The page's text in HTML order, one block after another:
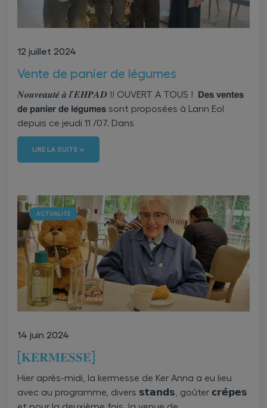
Vente de panier de légumes
𝑵𝒐𝒖𝒗𝒆𝒂𝒖𝒕𝒆́ 𝒂̀ 𝒍’𝑬𝑯𝑷𝑨𝑫 !! OUVERT A TOUS ! 𝗗𝗲𝘀 𝘃𝗲𝗻𝘁𝗲𝘀
𝗱𝗲 𝗽𝗮𝗻𝗶𝗲𝗿 𝗱𝗲 𝗹𝗲́𝗴𝘂𝗺𝗲𝘀 sont proposées à Lann Eol
depuis ce jeudi 11 /07. Dans
LIRE LA SUITE »
12 juillet 2024
ACTUALITÉ
[𝐊𝐄𝐑𝐌𝐄𝐒𝐒𝐄]
Hier après-midi, la kermesse de Ker Anna a eu lieu
avec au programme, divers 𝘀𝘁𝗮𝗻𝗱𝘀, goûter 𝗰𝗿𝗲̂𝗽𝗲𝘀
14 juin 2024